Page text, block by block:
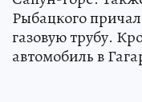
Рыбацкого
газовую трубу.
автомобиль в